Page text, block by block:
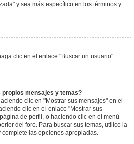
y sea más específico en los términos y
clic en el enlace "Buscar un usuario".
mensajes y temas?
clic en "Mostrar sus mensajes" en el
clic en el enlace "Mostrar sus
de perfil, o haciendo clic en el menú
del foro. Para buscar sus temas, utilice la
las opciones apropiadas.